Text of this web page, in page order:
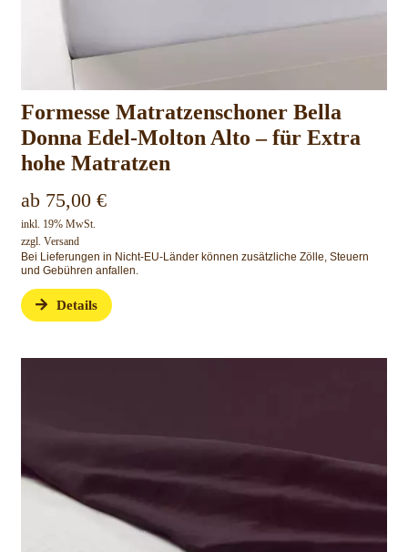
Formesse Matratzenschoner Bella
Donna Edel-Molton Alto – für Extra
hohe Matratzen
ab 75,00 €
inkl. 19% MwSt.
zzgl. Versand
Bei Lieferungen in Nicht-EU-Länder können zusätzliche Zölle, Steuern
und Gebühren anfallen.
Details